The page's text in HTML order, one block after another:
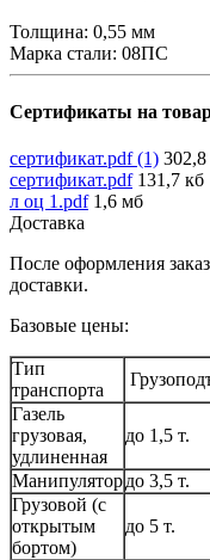
Толщина: 0,55 мм
Марка стали: 08ПС
Сертификаты на
сертификат.pdf (1) 302,8
сертификат.pdf 131,7 кб
л оц 1.pdf 1,6 мб
Доставка
После оформления
доставки.
Базовые цены:
Тип
транспорта
Газель
грузовая,
удлиненная
до 1,5 т.
Манипулятордо 3,5 т.
Грузовой (с
открытым
бортом)
до 5 т.